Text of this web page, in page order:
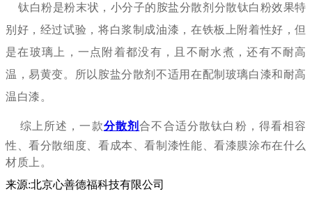
钛白粉是粉末状，小分子的胺盐分散剂分散钛白粉效果特
别好，经过试验，将白浆制成油漆，在铁板上附着性好，但
是在玻璃上，一点附着都没有，且不耐水煮，还有不耐高
温，易黄变。所以胺盐分散剂不适用在配制玻璃白漆和耐高
温白漆。
综上所述，一款分散剂合不合适分散钛白粉，得看相容
性、看分散细度、看成本、看制漆性能、看漆膜涂布在什么
材质上。
来源:北京心善德福科技有限公司